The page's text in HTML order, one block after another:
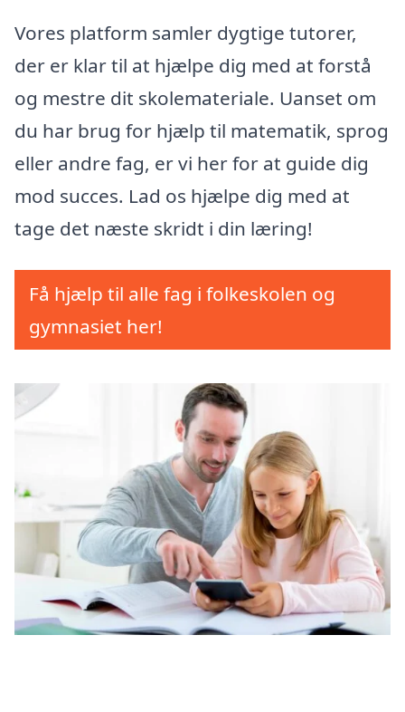
Vores platform samler dygtige tutorer,
der er klar til at hjælpe dig med at forstå
og mestre dit skolemateriale. Uanset om
du har brug for hjælp til matematik, sprog
eller andre fag, er vi her for at guide dig
mod succes. Lad os hjælpe dig med at
tage det næste skridt i din læring!
Få hjælp til alle fag i folkeskolen og
gymnasiet her!